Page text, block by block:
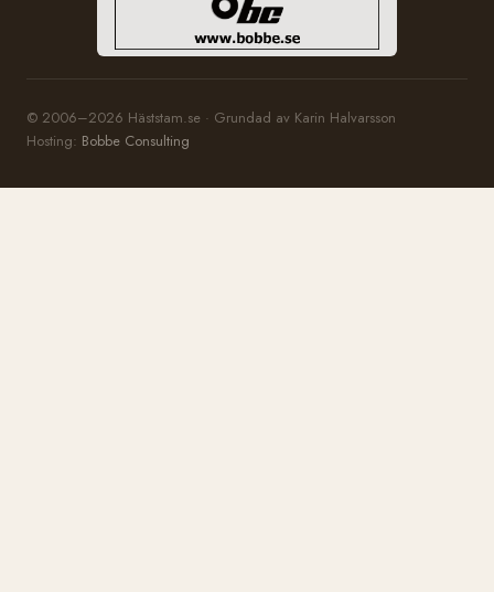
© 2006–2026 Häststam.se · Grundad av Karin Halvarsson
Hosting: Bobbe Consulting